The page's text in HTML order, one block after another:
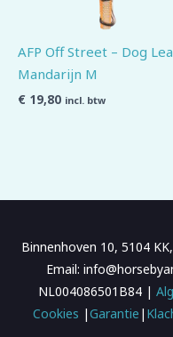
AFP Off Street – Dog
Mandarijn M
€ 19,80 incl. btw
Binnenhoven 10, 5104
Email:
NL004086501B84 |
Cookies |Garantie |